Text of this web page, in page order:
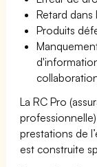
Retard
Produits
La RC Pro
prestations de
est construite